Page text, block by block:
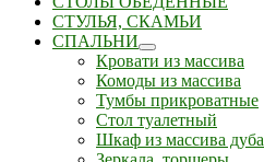
СТУЛЬЯ, СКАМЬИ
СПАЛЬНИ
Кровати из массива
Комоды из массива
Тумбы прикроватные
Стол туалетный
Шкаф из массива дуба